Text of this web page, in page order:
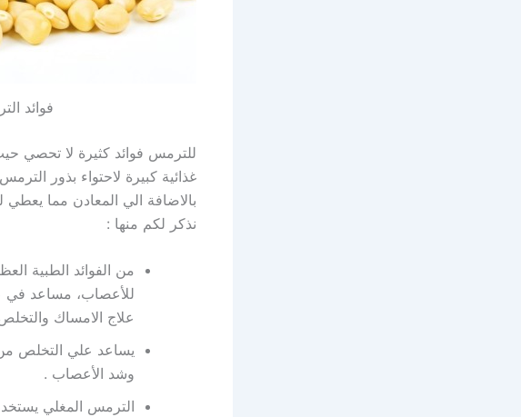
فوائد
للترمس فوائد كثيرة لا تحصي
غذائية كبيرة لاحتواء بذور
بالاضافة الي المعادن مما
نذكر لكم منها :
من الفوائد الطبية
للأعصاب، مساعد في
علاج الامساك
يساعد علي التخلص
وشد الأعصاب .
الترمس المغلي